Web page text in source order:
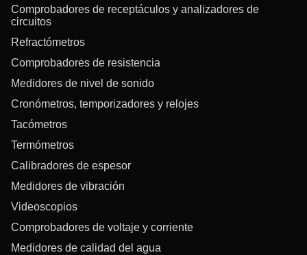
Comprobadores de receptáculos y analizadores de
circuitos
Refractómetros
Comprobadores de resistencia
Medidores de nivel de sonido
Cronómetros, temporizadores y relojes
Tacómetros
Termómetros
Calibradores de espesor
Medidores de vibración
Videoscopios
Comprobadores de voltaje y corriente
Medidores de calidad del agua